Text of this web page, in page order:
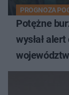
PROGNOZA
Potężne
wysłał
województw